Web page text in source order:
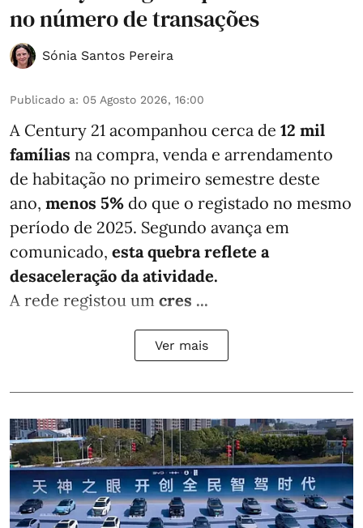
no número de transações
Sónia Santos Pereira
Publicado a: 05 Agosto 2026, 16:00
A Century 21 acompanhou cerca de 12 mil
famílias na compra, venda e arrendamento
de habitação no primeiro semestre deste
ano, menos 5% do que o registado no mesmo
período de 2025. Segundo avança em
comunicado, esta quebra reflete a
desaceleração da atividade.
A rede registou um cres ...
Ver mais